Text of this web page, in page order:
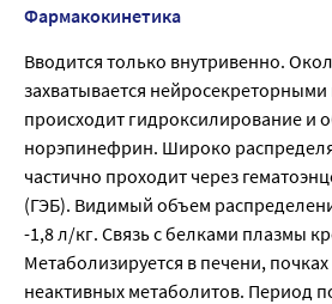
Фармакокинетика
Вводится только внутривенно.
захватывается нейросекреторными
происходит гидроксилирование и
норэпинефрин. Широко
частично проходит через
(ГЭБ). Видимый объем
-1,8 л/кг. Связь с белками плазмы
Метаболизируется в печени,
неактивных метаболитов. Период